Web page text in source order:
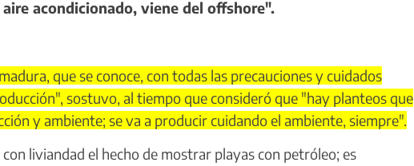
acondicionado, viene del offshore".
que se conoce, con todas las precauciones y cuidados
sostuvo, al tiempo que consideró que "hay planteos que
y ambiente; se va a producir cuidando el ambiente, siempre".
liviandad el hecho de mostrar playas con petróleo; es